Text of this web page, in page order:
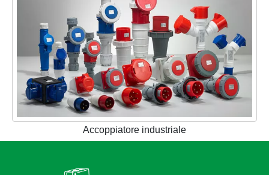
Accoppiatore industriale